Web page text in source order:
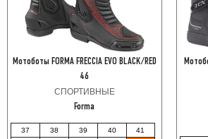
Мотоботы FORMA FRECCIA EVO BLACK/RED
46
СПОРТИВНЫЕ
Forma
37 38 39 40
41